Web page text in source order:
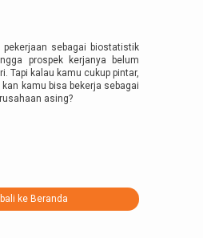
pekerjaan sebagai biostatistik
prospek kerjanya belum
Tapi kalau kamu cukup pintar,
kamu bisa bekerja sebagai
asing?
ke Beranda